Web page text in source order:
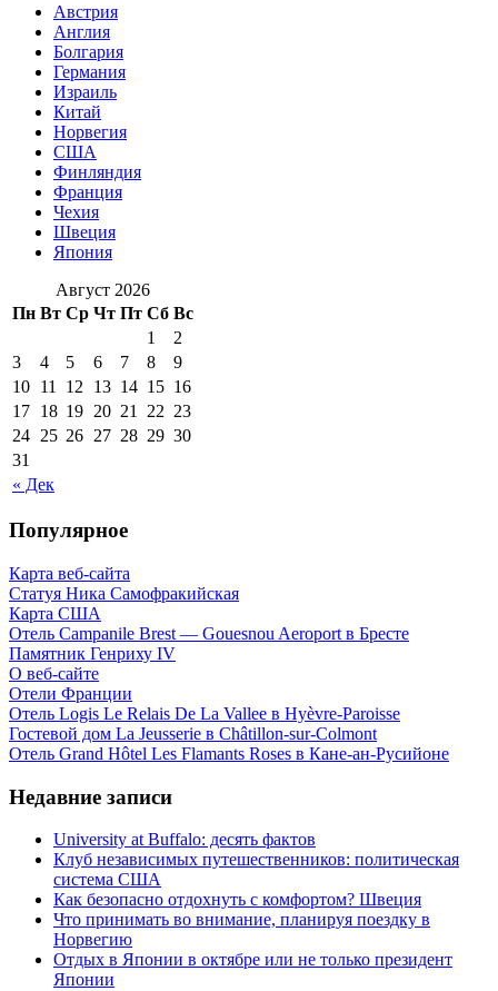
Австрия
Англия
Болгария
Германия
Израиль
Китай
Норвегия
США
Финляндия
Франция
Чехия
Швеция
Япония
Август 2026
Пн Вт Ср Чт Пт Сб Вс
« Дек
1
2
3
4 5 6 7 8
9
10 11 12 13 14 15 16
17 18 19 20 21 22 23
24 25 26 27 28 29 30
31
Популярное
Карта веб-сайта
Статуя Ника Самофракийская
Карта США
Отель Campanile Brest — Gouesnou Aeroport в Бресте
Памятник Генриху IV
О веб-сайте
Отели Франции
Отель Logis Le Relais De La Vallee в Hyèvre-Paroisse
Гостевой дом La Jeusserie в Châtillon-sur-Colmont
Отель Grand Hôtel Les Flamants Roses в Кане-ан-Русийоне
Недавние записи
University at Buffalo: десять фактов
Клуб независимых путешественников: политическая
система США
Как безопасно отдохнуть с комфортом? Швеция
Что принимать во внимание, планируя поездку в
Норвегию
Отдых в Японии в октябре или не только президент
Японии